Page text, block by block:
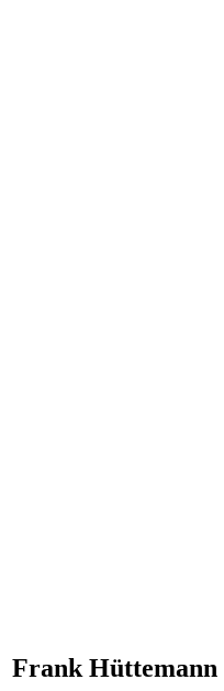
Frank Hüttemann